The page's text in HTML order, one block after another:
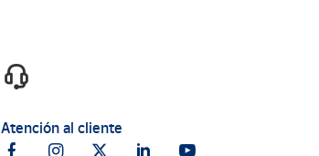
Atención al cliente